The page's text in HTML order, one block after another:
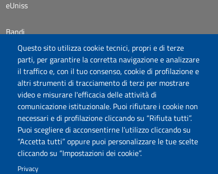
Questo sito utilizza cookie tecnici, propri e di terze
parti, per garantire la corretta navigazione e analizzare
il traffico e, con il tuo consenso, cookie di profilazione e
altri strumenti di tracciamento di terzi per mostrare
video e misurare l'efficacia delle attività di
comunicazione istituzionale. Puoi rifiutare i cookie non
necessari e di profilazione cliccando su “Rifiuta tutti”.
Puoi scegliere di acconsentirne l’utilizzo cliccando su
“Accetta tutti” oppure puoi personalizzare le tue scelte
cliccando su “Impostazioni dei cookie”.
Privacy
Università degli Studi di Sassari
Piazza Università 21, Sassari
Tel.: 800 882994 (Orientamento studenti)
RETTORE:rettore@uniss.it
PEC:protocollo@pec.uniss.it
URP:urp@uniss.it
eUniss
Bandi
Posta elettronica @uniss.it
Protocollo
Seguici su